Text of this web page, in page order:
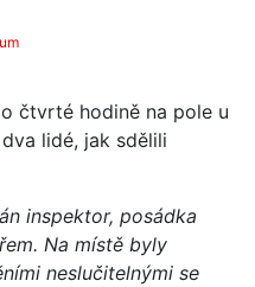
čtvrté hodině na pole u
lidé, jak sdělili
inspektor, posádka
Na místě byly
neslučitelnými se